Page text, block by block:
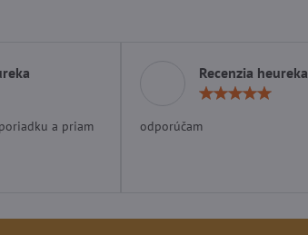
/
5
a priam
Recenzia heureka
odporúčam